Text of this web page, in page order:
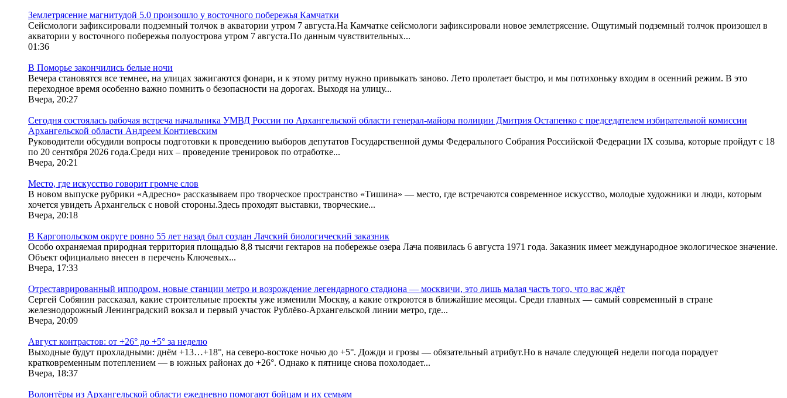
Землетрясение магнитудой 5.0 произошло у восточного побережья Камчатки
Сейсмологи зафиксировали подземный толчок в акватории утром 7 августа.На Камчатке сейсмологи зафиксировали новое землетрясение. Ощутимый подземный толчок произошел в
акватории у восточного побережья полуострова утром 7 августа.По данным чувствительных...
01:36
В Поморье закончились белые ночи
Вечера становятся все темнее, на улицах зажигаются фонари, и к этому ритму нужно привыкать заново. Лето пролетает быстро, и мы потихоньку входим в осенний режим. В это
переходное время особенно важно помнить о безопасности на дорогах. Выходя на улицу...
Вчера, 20:27
Сегодня состоялась рабочая встреча начальника УМВД России по Архангельской области генерал-майора полиции Дмитрия Остапенко с председателем избирательной комиссии
Архангельской области Андреем Контиевским
Руководители обсудили вопросы подготовки к проведению выборов депутатов Государственной думы Федерального Собрания Российской Федерации IX созыва, которые пройдут с 18
по 20 сентября 2026 года.Среди них – проведение тренировок по отработке...
Вчера, 20:21
Место, где искусство говорит громче слов
В новом выпуске рубрики «Адресно» рассказываем про творческое пространство «Тишина» — место, где встречаются современное искусство, молодые художники и люди, которым
хочется увидеть Архангельск с новой стороны.Здесь проходят выставки, творческие...
Вчера, 20:18
В Каргопольском округе ровно 55 лет назад был создан Лачский биологический заказник
Особо охраняемая природная территория площадью 8,8 тысячи гектаров на побережье озера Лача появилась 6 августа 1971 года. Заказник имеет международное экологическое значение.
Объект официально внесен в перечень Ключевых...
Вчера, 17:33
Отреставрированный ипподром, новые станции метро и возрождение легендарного стадиона — москвичи, это лишь малая часть того, что вас ждёт
Сергей Собянин рассказал, какие строительные проекты уже изменили Москву, а какие откроются в ближайшие месяцы. Среди главных — самый современный в стране
железнодорожный Ленинградский вокзал и первый участок Рублёво-Архангельской линии метро, где...
Вчера, 20:09
Август контрастов: от +26° до +5° за неделю
Выходные будут прохладными: днём +13…+18°, на северо-востоке ночью до +5°. Дожди и грозы — обязательный атрибут.Но в начале следующей недели погода порадует
кратковременным потеплением — в южных районах до +26°. Однако к пятнице снова похолодает...
Вчера, 18:37
Волонтёры из Архангельской области ежедневно помогают бойцам и их семьям